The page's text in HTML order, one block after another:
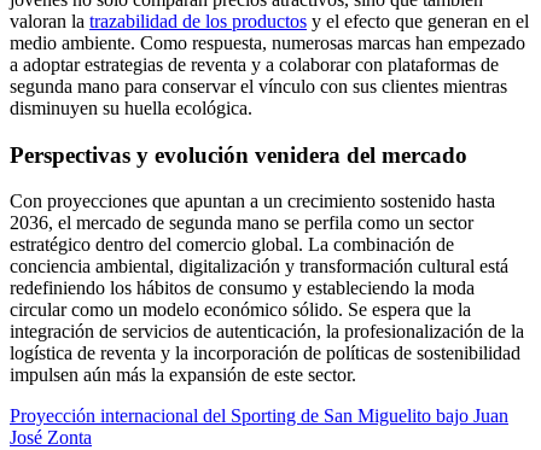
valoran la trazabilidad de los productos y el efecto que generan en el
medio ambiente. Como respuesta, numerosas marcas han empezado
a adoptar estrategias de reventa y a colaborar con plataformas de
segunda mano para conservar el vínculo con sus clientes mientras
disminuyen su huella ecológica.
Perspectivas y evolución venidera del mercado
Con proyecciones que apuntan a un crecimiento sostenido hasta
2036, el mercado de segunda mano se perfila como un sector
estratégico dentro del comercio global. La combinación de
conciencia ambiental, digitalización y transformación cultural está
redefiniendo los hábitos de consumo y estableciendo la moda
circular como un modelo económico sólido. Se espera que la
integración de servicios de autenticación, la profesionalización de la
logística de reventa y la incorporación de políticas de sostenibilidad
impulsen aún más la expansión de este sector.
Proyección internacional del Sporting de San Miguelito bajo Juan
José Zonta